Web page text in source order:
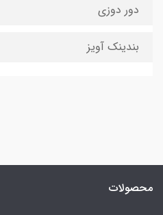
دور دوزی
بندینک آویز
محصولات